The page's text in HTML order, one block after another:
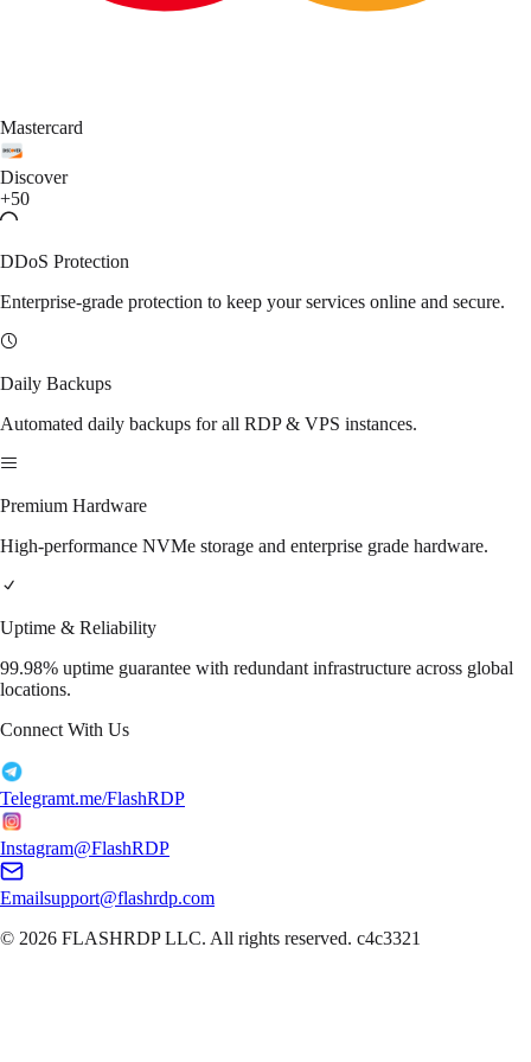
Mastercard
Discover
+50
DDoS Protection
Enterprise-grade protection to keep your services online and secure.
Daily Backups
Automated daily backups for all RDP & VPS instances.
Premium Hardware
High-performance NVMe storage and enterprise grade hardware.
Uptime & Reliability
99.98% uptime guarantee with redundant infrastructure across global
locations.
Connect With Us
Telegramt.me/FlashRDP
Instagram@FlashRDP
Emailsupport@flashrdp.com
© 2026 FLASHRDP LLC. All rights reserved. c4c3321